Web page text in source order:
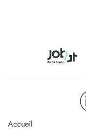
Accueil